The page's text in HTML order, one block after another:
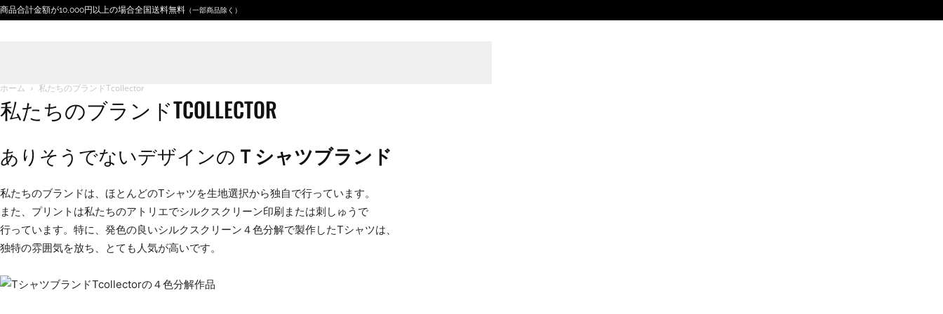
商品合計金額が10,000円以上の場合全国送料無料 （一部商品除く）
ホーム 私たちのブランドTcollector
私たちのブランドTCOLLECTOR
ありそうでないデザインの Ｔシャツブランド
私たちのブランドは、ほとんどのTシャツを生地選択から独自で行っています。
また、プリントは私たちのアトリエでシルクスクリーン印刷または刺しゅうで
行っています。特に、発色の良いシルクスクリーン４色分解で製作したTシャツは、
独特の雰囲気を放ち、とても人気が高いです。